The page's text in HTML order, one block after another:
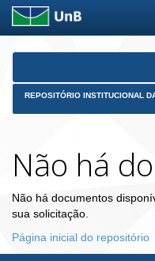
Skip
REPOSITÓRIO INSTITUCIONAL
Não há
Não há documentos
sua solicitação.
Página inicial do repositório